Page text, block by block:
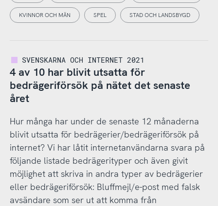
KVINNOR OCH MÄN SPEL STAD OCH LANDSBYGD
SVENSKARNA OCH INTERNET 2021
4 av 10 har blivit utsatta för
bedrägeriförsök på nätet det senaste
året
Hur många har under de senaste 12 månaderna
blivit utsatta för bedrägerier/bedrägeriförsök på
internet? Vi har låtit internetanvändarna svara på
följande listade bedrägerityper och även givit
möjlighet att skriva in andra typer av bedrägerier
eller bedrägeriförsök: Bluffmejl/e-post med falsk
avsändare som ser ut att komma från